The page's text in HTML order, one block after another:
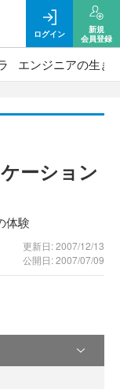
ログイン
新規
会員登録
エンジニアの生き
ーション
体験
更新日: 2007/12/13
公開日: 2007/07/09